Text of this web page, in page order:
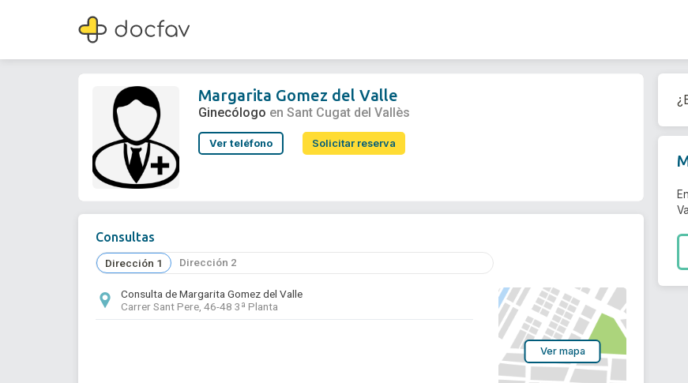
Margarita Gomez del Valle
Ginecólogo
Margarita Gomez del Valle
Ginecólogo en Sant Cugat del Vallès
Ver teléfono Solicitar reserva
Consultas
Dirección 1 Dirección 2
Consulta de Margarita Gomez del Valle
Carrer Sant Pere, 46-48 3ª Planta
Ver mapa